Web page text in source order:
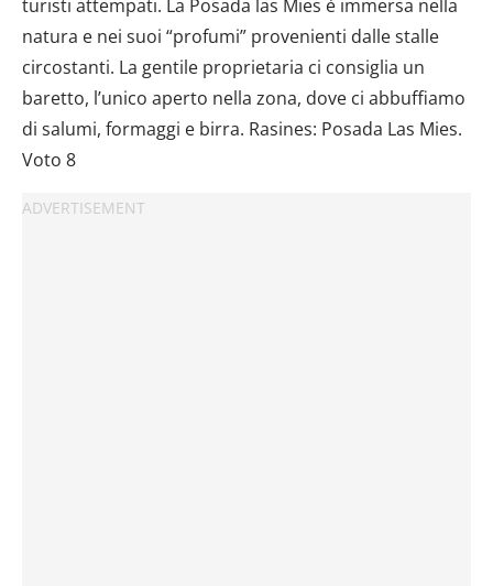
turisti attempati. La Posada las Mies è immersa nella
natura e nei suoi “profumi” provenienti dalle stalle
circostanti. La gentile proprietaria ci consiglia un
baretto, l’unico aperto nella zona, dove ci abbuffiamo
di salumi, formaggi e birra. Rasines: Posada Las Mies.
Voto 8